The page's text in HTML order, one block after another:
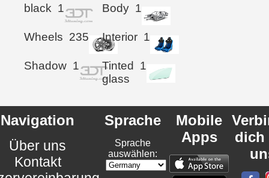
black 1 Body 1
Wheels 235 Interior 1
Shadow 1
Tinted
glass
1
Navigation
Über uns
Kontakt
Sprache
Sprache
auswählen:
Mobile
Apps
dich